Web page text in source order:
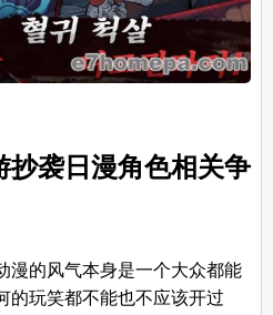
抄袭日漫角色相关争
漫的风气本身是一个大众都能
的玩笑都不能也不应该开过